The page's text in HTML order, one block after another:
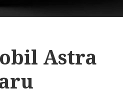
Astra